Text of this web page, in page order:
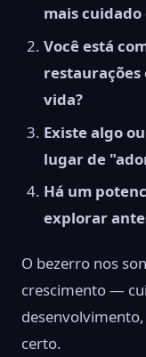
mais
Você está
restaurações
vida?
Existe algo
lugar de
Há um
explorar
O bezerro nos
crescimento —
certo.